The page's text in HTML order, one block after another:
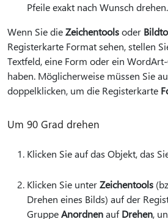
Pfeile exakt nach Wunsch drehen.
Wenn Sie dieZeichentoolsoder
Registerkarte Format sehen, stellen
Textfeld, eine Form oder ein
haben. Möglicherweise müssen Sie
doppelklicken, um die Registerkarte
Um 90 Grad drehen
Klicken Sie auf das Objekt, das
Klicken Sie unterZeichentools
Drehen eines Bilds) auf der
GruppeAnordnenaufDrehen,